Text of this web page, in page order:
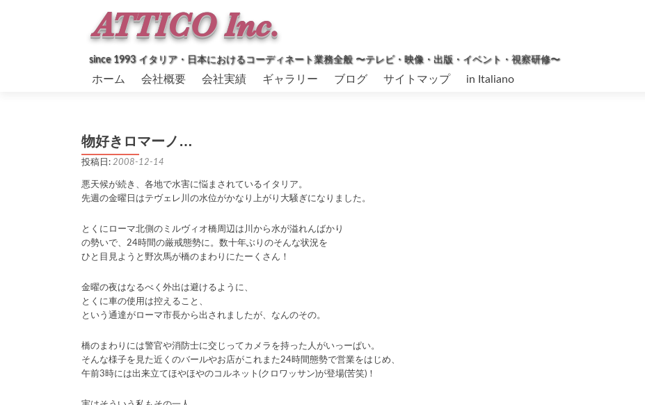
since 1993 イタリア・日本におけるコーディネート業務全般 〜テレビ・映像・出版・イベント・視察研修〜
へ
ス
キ
ッ
プ
ホーム 会社概要 会社実績 ギャラリー ブログ サイトマップ in Italiano
物好きロマーノ…
投稿日: 2008-12-14
悪天候が続き、各地で水害に悩まされているイタリア。
先週の金曜日はテヴェレ川の水位がかなり上がり大騒ぎになりました。
とくにローマ北側のミルヴィオ橋周辺は川から水が溢れんばかり
の勢いで、24時間の厳戒態勢に。数十年ぶりのそんな状況を
ひと目見ようと野次馬が橋のまわりにたーくさん！
金曜の夜はなるべく外出は避けるように、
とくに車の使用は控えること、
という通達がローマ市長から出されましたが、なんのその。
橋のまわりには警官や消防士に交じってカメラを持った人がいっーぱい。
そんな様子を見た近くのバールやお店がこれまた24時間態勢で営業をはじめ、
午前3時には出来立てほやほやのコルネット(クロワッサン)が登場(苦笑)！